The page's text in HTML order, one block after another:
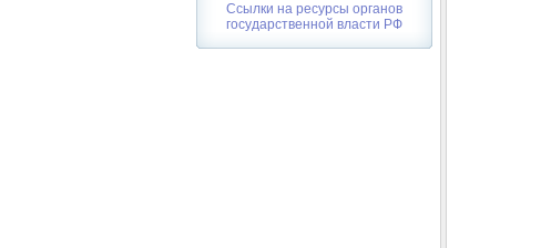
Ссылки на ресурсы органов
государственной власти РФ